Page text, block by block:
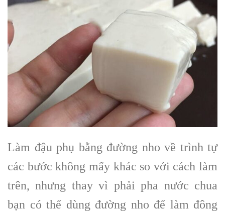
Làm đậu phụ bằng đường nho về trình tự
các bước không mấy khác so với cách làm
trên, nhưng thay vì phải pha nước chua
bạn có thể dùng đường nho để làm đông